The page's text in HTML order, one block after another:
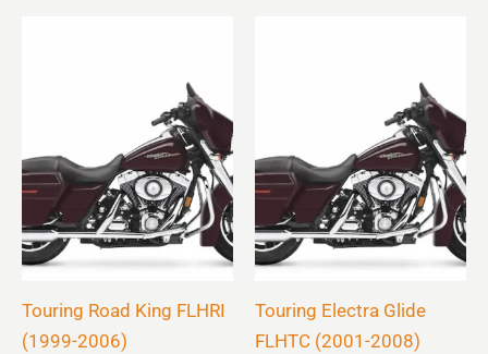
Touring Road King FLHRI
(1999-2006)
Touring Electra Glide
FLHTC (2001-2008)